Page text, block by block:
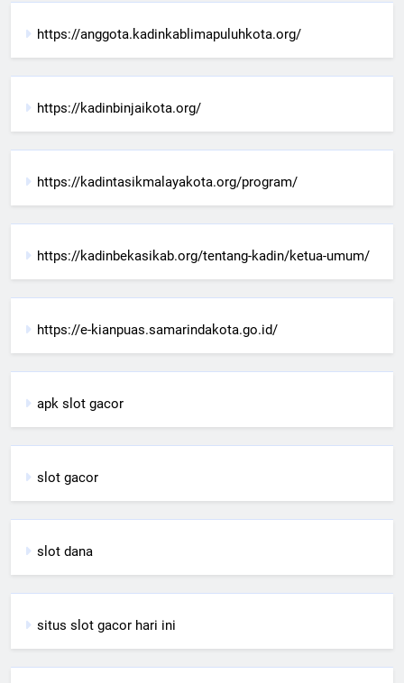
https://anggota.kadinkablimapuluhkota.org/
https://kadinbinjaikota.org/
https://kadintasikmalayakota.org/program/
https://kadinbekasikab.org/tentang-kadin/ketua-umum/
https://e-kianpuas.samarindakota.go.id/
apk slot gacor
slot gacor
slot dana
situs slot gacor hari ini